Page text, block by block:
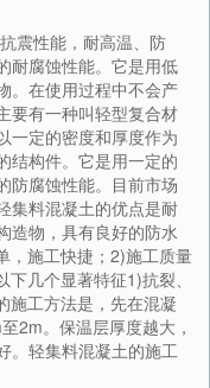
震性能，耐高温、防
耐腐蚀性能。它是用低
。在使用过程中不会产
要有一种叫轻型复合材
一定的密度和厚度作为
结构件。它是用一定的
防腐蚀性能。目前市场
集料混凝土的优点是耐
造物，具有良好的防水
，施工快捷；2)施工质量
几个显著特征1)抗裂、
施工方法是，先在混凝
2m。保温层厚度越大，
。轻集料混凝土的施工